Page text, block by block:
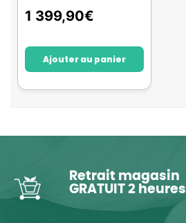
1 399,90€
Ajouter au panier
Retrait magasin
GRATUIT 2 heures